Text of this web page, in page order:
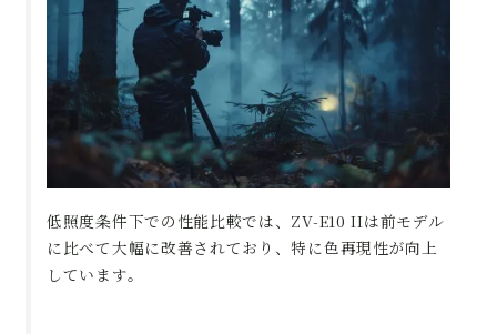
低照度条件下での性能比較では、ZV-E10 IIは前モデル
に比べて大幅に改善されており、特に色再現性が向上
しています。